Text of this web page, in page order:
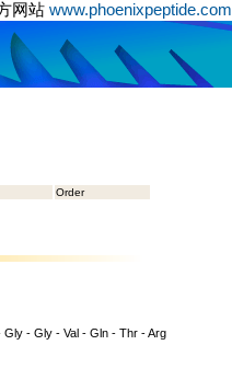
网站 www.phoenixpeptide.com
Order
- Gly - Val - Gln - Thr - Arg